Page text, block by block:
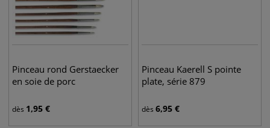
Pinceau rond Gerstaecker
en soie de porc
dès 1,95 €
Pinceau Kaerell S pointe
plate, série 879
dès 6,95 €